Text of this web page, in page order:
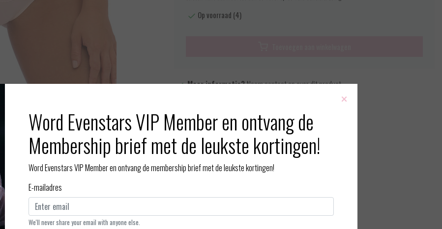
Op voorraad (4)
Meer informatie?Neem contact op over dit product×
Word Evenstars VIP Member en ontvang de
Membership brief met de leukste kortingen!
Word Evenstars VIP Member en ontvang de membership brief met de leukste kortingen!
E-mailadres
We'll never share your email with anyone else.